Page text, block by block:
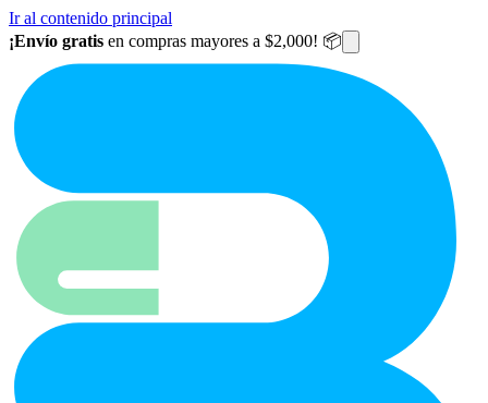
Ir al contenido principal
¡Envío gratis en compras mayores a $2,000! 📦